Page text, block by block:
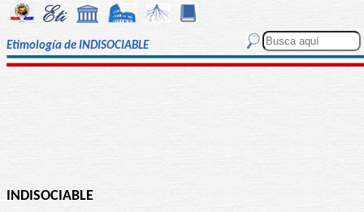
Etimología de INDISOCIABLE
INDISOCIABLE